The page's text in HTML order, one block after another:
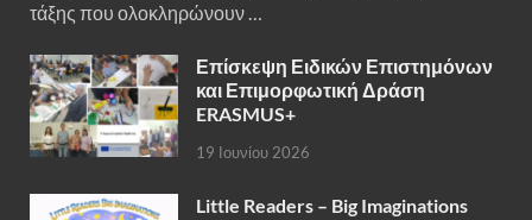
τάξης που ολοκληρώνουν …
Επίσκεψη Ειδικών Επιστημόνων
και Επιμορφωτική Δράση
ERASMUS+
19 Ιουνίου 2026
Little Readers – Big Imaginations